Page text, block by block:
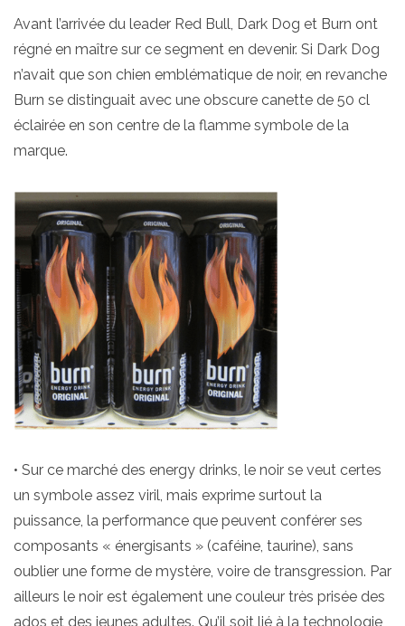
Avant l’arrivée du leader Red Bull, Dark Dog et Burn ont
régné en maître sur ce segment en devenir. Si Dark Dog
n’avait que son chien emblématique de noir, en revanche
Burn se distinguait avec une obscure canette de 50 cl
éclairée en son centre de la flamme symbole de la
marque.
• Sur ce marché des energy drinks, le noir se veut certes
un symbole assez viril, mais exprime surtout la
puissance, la performance que peuvent conférer ses
composants « énergisants » (caféine, taurine), sans
oublier une forme de mystère, voire de transgression. Par
ailleurs le noir est également une couleur très prisée des
ados et des jeunes adultes. Qu’il soit lié à la technologie